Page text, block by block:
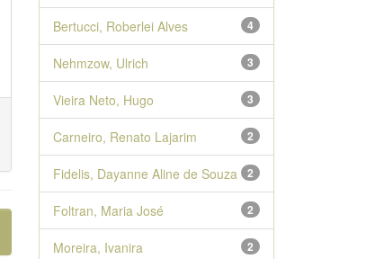
4
Bertucci, Roberlei Alves
3
Nehmzow, Ulrich
3
Vieira Neto, Hugo
2
Carneiro, Renato Lajarim
2
Fidelis, Dayanne Aline de Souza
2
Foltran, Maria José
2
Moreira, Ivanira